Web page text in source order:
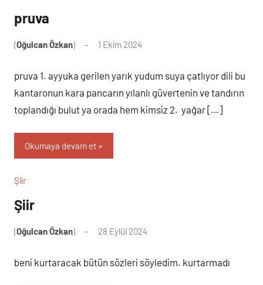
pruva
(Oğulcan Özkan) 1 Ekim 2024
pruva 1. ayyuka gerilen yarık yudum suya çatlıyor dili bu
kantaronun kara pancarın yılanlı güvertenin ve tandırın
toplandığı bulut ya orada hem kimsiz 2. yağar […]
Okumaya devam et
Şiir
Şiir
(Oğulcan Özkan) 28 Eylül 2024
beni kurtaracak bütün sözleri söyledim. kurtarmadı